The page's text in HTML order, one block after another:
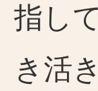
指し
き活